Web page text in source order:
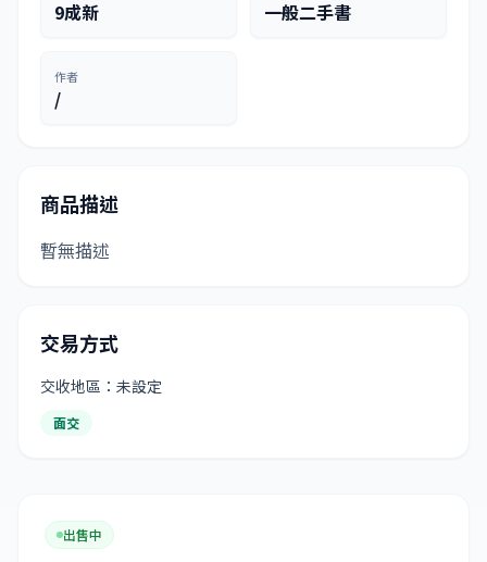
9成新 一般二手書
作者
/
商品描述
暫無描述
交易方式
交收地區：未設定
面交
出售中